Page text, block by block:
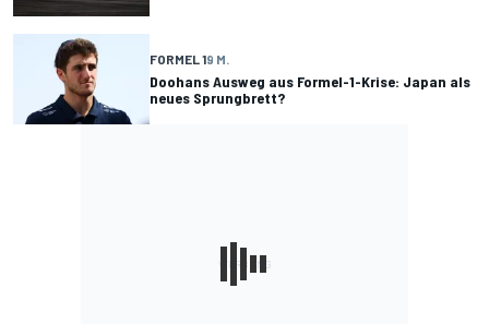
FORMEL 19 M.
Doohans Ausweg aus Formel-1-Krise: Japan als
neues Sprungbrett?